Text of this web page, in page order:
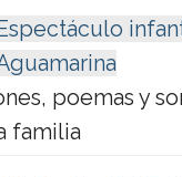
poemas y
familia